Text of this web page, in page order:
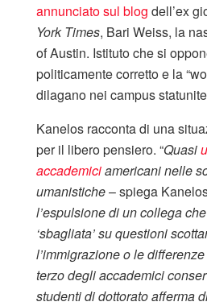
annunciato sul blog dell’ex
York Times, Bari Weiss, la
of Austin. Istituto che si
politicamente corretto e la
dilagano nei campus
Kanelos racconta di una
per il libero pensiero. “Quasi
accademiciamericani nelle
umanistiche– spiega
l’espulsione di un collega
‘sbagliata’ su questioni
l’immigrazione o le
terzo degli accademici
studenti di dottorato afferma